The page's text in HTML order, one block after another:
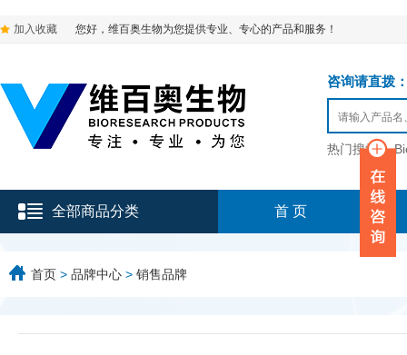
加入收藏 您好，维百奥生物为您提供专业、专心的产品和服务！
咨询请直拨
热门搜索：
全部商品分类 首 页
首页 > 品牌中心 > 销售品牌